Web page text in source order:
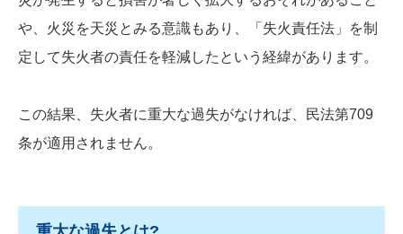
や、火災を天災とみる意識もあり、「失火責任法」を制
定して失火者の責任を軽減したという経緯があります。
この結果、失火者に重大な過失がなければ、民法第709
条が適用されません。